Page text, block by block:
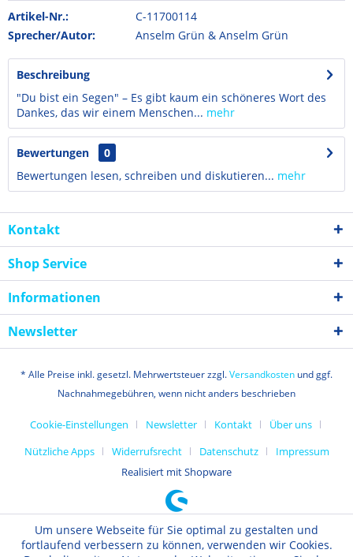
Artikel-Nr.:
C-11700114
Sprecher/Autor:
Anselm Grün & Anselm Grün
Beschreibung
"Du bist ein Segen" – Es gibt kaum ein schöneres Wort des
Dankes, das wir einem Menschen... mehr
Bewertungen
0
Bewertungen lesen, schreiben und diskutieren... mehr
Kontakt
Shop Service
Informationen
Newsletter
* Alle Preise inkl. gesetzl. Mehrwertsteuer zzgl.Versandkosten und ggf.
Nachnahmegebühren, wenn nicht anders beschrieben
Cookie-Einstellungen Newsletter Kontakt
Über uns
Nützliche Apps
Widerrufsrecht Datenschutz
Impressum
Realisiert mit Shopware
Um unsere Webseite für Sie optimal zu gestalten und
fortlaufend verbessern zu können, verwenden wir Cookies.